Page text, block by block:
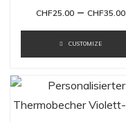
CHF25.00 –CHF35.00
CUSTOMIZE